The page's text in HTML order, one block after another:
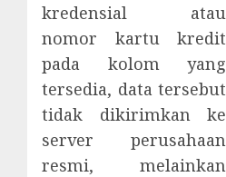
kredensial atau
nomor kartu kredit
pada kolom yang
tersedia, data tersebut
tidak dikirimkan ke
server perusahaan
resmi, melainkan